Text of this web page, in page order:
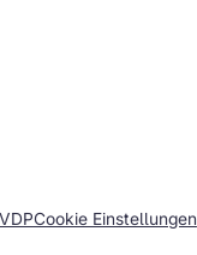
Cookie Einstellungen